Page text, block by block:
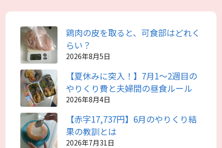
鶏肉の皮を取ると、可食部はどれく
らい？
2026年8月5日
【夏休みに突入！】7月1～2週目の
やりくり費と夫婦間の昼食ルール
2026年8月4日
【赤字17,737円】6月のやりくり結
果の教訓とは
2026年7月31日